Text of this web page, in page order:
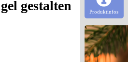
gestalten Produktinfos